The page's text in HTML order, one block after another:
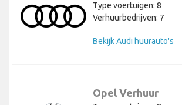
Type voertuigen: 8
Verhuurbedrijven: 7
Bekijk Audi huurauto's
Opel Verhuur